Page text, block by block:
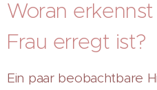
Woran
Frau erregt ist?
Ein paar beobachtbare